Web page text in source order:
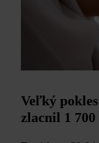
Veľký
zlacnil 1